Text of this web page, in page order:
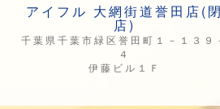
アイフル 大網街道誉田店(閉
店)
千葉県千葉市緑区誉田町１－１３９
４
伊藤ビル１Ｆ